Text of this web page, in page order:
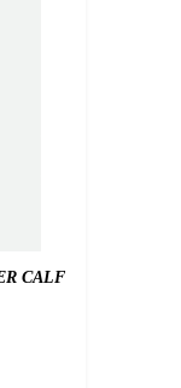
CALF